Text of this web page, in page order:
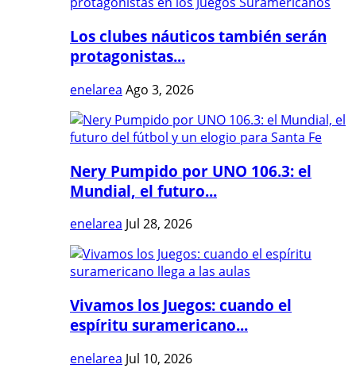
Los clubes náuticos también serán
protagonistas...
enelarea Ago 3, 2026
Nery Pumpido por UNO 106.3: el
Mundial, el futuro...
enelarea Jul 28, 2026
Vivamos los Juegos: cuando el
espíritu suramericano...
enelarea Jul 10, 2026